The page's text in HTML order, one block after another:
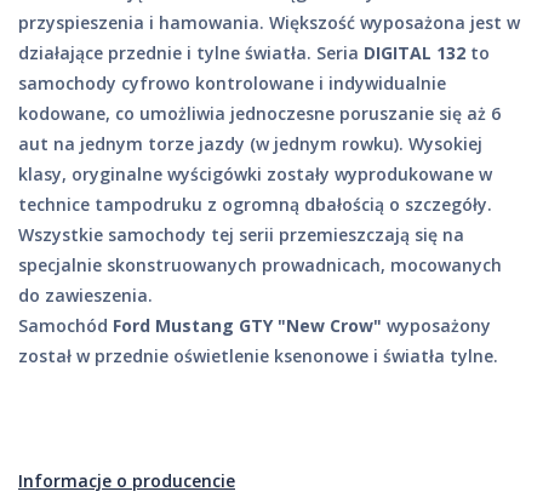
przyspieszenia i hamowania. Większość wyposażona jest w
działające przednie i tylne światła. Seria DIGITAL 132 to
samochody cyfrowo kontrolowane i indywidualnie
kodowane, co umożliwia jednoczesne poruszanie się aż 6
aut na jednym torze jazdy (w jednym rowku). Wysokiej
klasy, oryginalne wyścigówki zostały wyprodukowane w
technice tampodruku z ogromną dbałością o szczegóły.
Wszystkie samochody tej serii przemieszczają się na
specjalnie skonstruowanych prowadnicach, mocowanych
do zawieszenia.
Samochód Ford Mustang GTY "New Crow" wyposażony
został w przednie oświetlenie ksenonowe i światła tylne.
Informacje o producencie